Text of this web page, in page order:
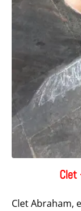
Clet
Clet Abraham,